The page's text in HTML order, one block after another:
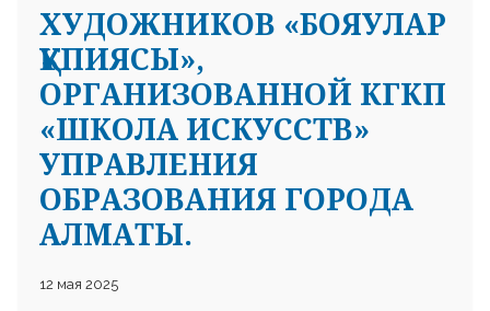
ХУДОЖНИКОВ «БОЯУЛАР
ҚҰПИЯСЫ»,
ОРГАНИЗОВАННОЙ КГКП
«ШКОЛА ИСКУССТВ»
УПРАВЛЕНИЯ
ОБРАЗОВАНИЯ ГОРОДА
АЛМАТЫ.
12 мая 2025